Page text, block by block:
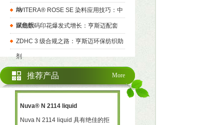
纳
AVITERA® ROSE SE 染料应用技巧：中
深色织
赋能数码印花爆发式增长：亨斯迈配套
ZDHC 3 级合规之路：亨斯迈环保纺织助
剂
More
推荐产品
Nuva® N 2114 liquid
Nuva N 2114 liquid 具有绝佳的拒